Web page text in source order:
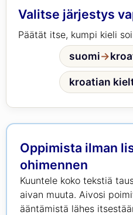
Valitse järjestys
Päätät itse, kumpi kieli
suomi→
kroatian
Oppimista ilman
ohimennen
Kuuntele koko tekstiä
aivan muuta. Aivosi
ääntämistä lähes